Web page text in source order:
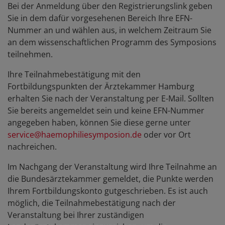
Bei der Anmeldung über den Registrierungslink geben
Sie in dem dafür vorgesehenen Bereich Ihre EFN-
Nummer an und wählen aus, in welchem Zeitraum Sie
an dem wissenschaftlichen Programm des Symposions
teilnehmen.
Ihre Teilnahmebestätigung mit den
Fortbildungspunkten der Ärztekammer Hamburg
erhalten Sie nach der Veranstaltung per E-Mail. Sollten
Sie bereits angemeldet sein und keine EFN-Nummer
angegeben haben, können Sie diese gerne unter
service@haemophiliesymposion.de oder vor Ort
nachreichen.
Im Nachgang der Veranstaltung wird Ihre Teilnahme an
die Bundesärztekammer gemeldet, die Punkte werden
Ihrem Fortbildungskonto gutgeschrieben. Es ist auch
möglich, die Teilnahmebestätigung nach der
Veranstaltung bei Ihrer zuständigen